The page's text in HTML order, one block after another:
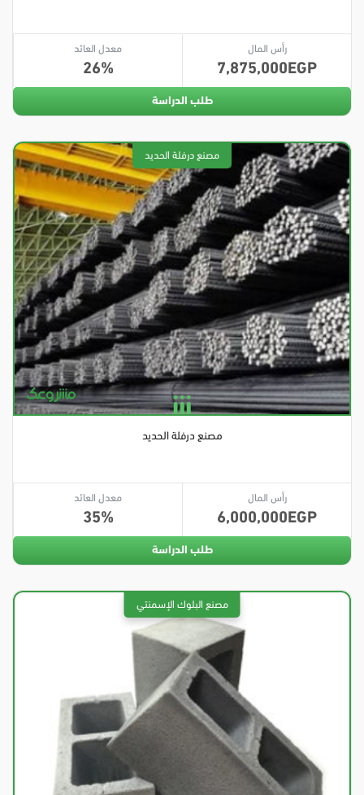
رأس المال
7,875,000
معدل العائد
26
طلب الدراسة
مصنع درفلة الحديد
رأس المال
6,000,000
معدل العائد
35
طلب الدراسة